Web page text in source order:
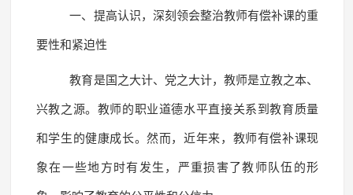
一、提高认识，深刻领会整治教师有偿补课的重
要性和紧迫性
教育是国之大计、党之大计，教师是立教之本、
兴教之源。教师的职业道德水平直接关系到教育质量
和学生的健康成长。然而，近年来，教师有偿补课现
象在一些地方时有发生，严重损害了教师队伍的形